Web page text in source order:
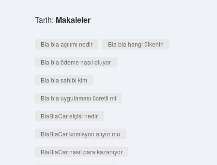
Tarih: Makaleler
Bla bla açılımı nedir Bla bla hangi ülkenin
Bla bla ödeme nasıl oluyor
Bla bla sahibi kim
Bla bla uygulaması ücretli mi
BlaBlaCar elçisi nedir
BlaBlaCar komisyon alıyor mu
BlaBlaCar nasıl para kazanıyor